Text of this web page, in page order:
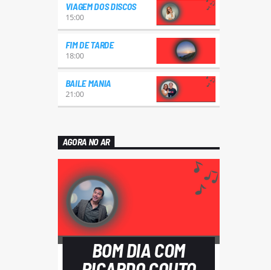
VIAGEM DOS DISCOS
15:00
FIM DE TARDE
18:00
BAILE MANIA
21:00
AGORA NO AR
BOM DIA COM